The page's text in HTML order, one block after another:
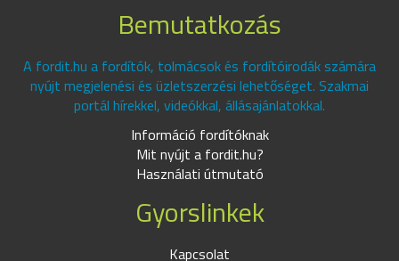
Bemutatkozás
A fordit.hu a fordítók, tolmácsok és fordítóirodák számára
nyújt megjelenési és üzletszerzési lehetőséget. Szakmai
portál hírekkel, videókkal, állásajánlatokkal.
Információ fordítóknak
Mit nyújt a fordit.hu?
Használati útmutató
Gyorslinkek
Kapcsolat